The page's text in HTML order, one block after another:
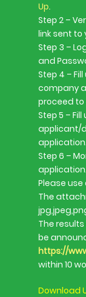
Up.
Step 2 –
link sent to
Step 3 –
and
Step 4 –
company
proceed to
Step 5 –
applicant/
application.
Step 6 –
application.
Please
The
The
be
https://
within 10
Download